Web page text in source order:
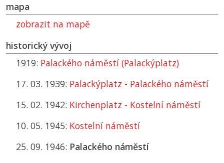
mapa
zobrazit na mapě
historický vývoj
1919: Palackého náměstí (Palackýplatz)
17. 03. 1939: Palackýplatz - Palackého náměstí
15. 02. 1942: Kirchenplatz - Kostelní náměstí
10. 05. 1945: Kostelní náměstí
25. 09. 1946: Palackého náměstí